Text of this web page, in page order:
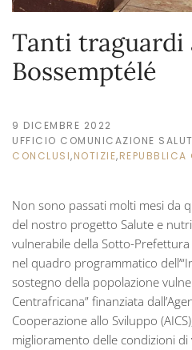
Tanti traguardi
Bossemptélé
9 DICEMBRE 2022
UFFICIO COMUNICAZIONE
CONCLUSI,NOTIZIE,
Non sono passati molti mesi da
del nostro progetto Salute e
vulnerabile della Sotto-
nel quadro programmatico
sostegno della popolazione
Centrafricana” finanziata
Cooperazione allo Sviluppo
miglioramento delle condizioni